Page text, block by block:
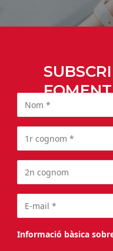
FOMENT
Informació bàsica